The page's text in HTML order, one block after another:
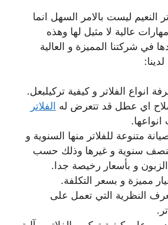
النعيم ليست بالامر السهل انما
عالية لا مثيل لها وهذه
في شركتنا المميزة و العالية
انواع الفلاتر و كيفية تركيلبعل.
اي عطل قد تتعرض له الفلاتر
متنوعة للفلاتر منها السنوية و
سنوية و غيرها وذلك حسب
و بأسعار رخيصة جدا.
مميزة و بسعر التكلفة.
النظرية التي تعمل على